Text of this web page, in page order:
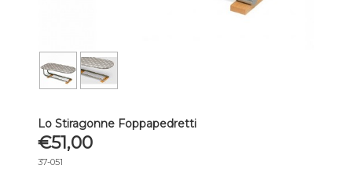
Lo Stiragonne Foppapedretti
€51,00
37-051